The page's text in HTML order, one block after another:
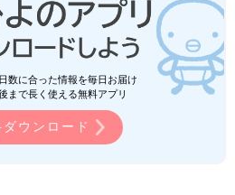
数に合った情報を毎日お届け
まで長く使える無料アプリ
ウンロード